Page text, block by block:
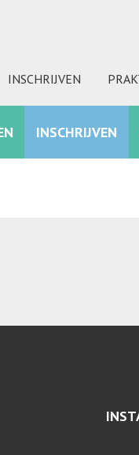
INSCHRIJVEN
INSTAGRAM
INSCHRIJVEN